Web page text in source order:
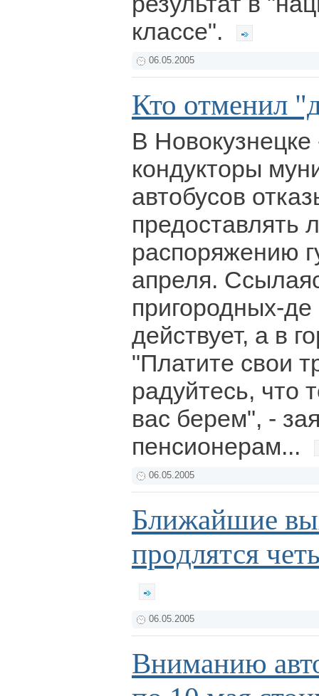
классе".
06.05.2005
Кто отменил
В Новокузнецке
кондукторы
автобусов
предоставлять
распоряжению
апреля.
пригородных-де
действует, а в
"Платите свои
радуйтесь, что
вас берем", -
пенсионерам...
06.05.2005
Ближайшие
продлятся
06.05.2005
Вниманию